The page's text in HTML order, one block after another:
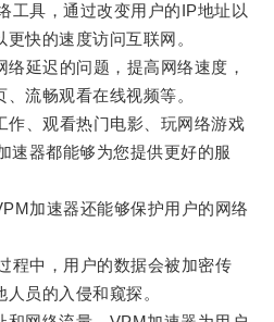
具，通过改变用户的IP地址以
快的速度访问互联网。
延迟的问题，提高网络速度，
流畅观看在线视频等。
、观看热门电影、玩网络游戏
速器都能够为您提供更好的服
加速器还能够保护用户的网络
中，用户的数据会被加密传
员的入侵和窥探。